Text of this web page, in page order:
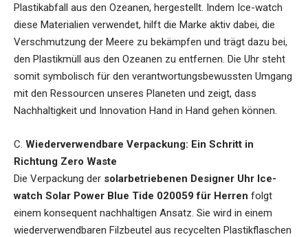
Plastikabfall aus den Ozeanen, hergestellt. Indem Ice-watch
diese Materialien verwendet, hilft die Marke aktiv dabei, die
Verschmutzung der Meere zu bekämpfen und trägt dazu bei,
den Plastikmüll aus den Ozeanen zu entfernen. Die Uhr steht
somit symbolisch für den verantwortungsbewussten Umgang
mit den Ressourcen unseres Planeten und zeigt, dass
Nachhaltigkeit und Innovation Hand in Hand gehen können.
C. Wiederverwendbare Verpackung: Ein Schritt in
Richtung Zero Waste
Die Verpackung der solarbetriebenen Designer Uhr Ice-
watch Solar Power Blue Tide 020059 für Herren folgt
einem konsequent nachhaltigen Ansatz. Sie wird in einem
wiederverwendbaren Filzbeutel aus recycelten Plastikflaschen